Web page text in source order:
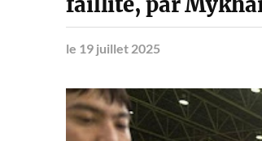
le 19 juillet 2025